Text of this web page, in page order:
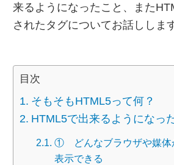
来るようになったこと、また
されたタグについてお話ししま
目次
そもそもHTML5って何？
HTML5で出来るようになっ
① どんなブラウザや媒体
表示できる